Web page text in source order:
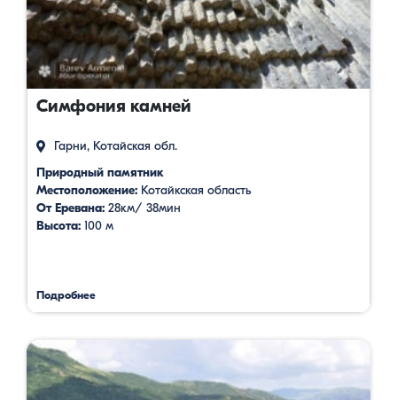
Симфония камней
Гарни, Котайская обл.
Природный памятник
Местоположение: Котайкская область
От Еревана: 28км/ 38мин
Высота: 100 м
Подробнее